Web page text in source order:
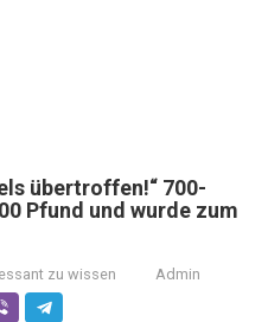
übertroffen!“ 700-
Pfund und wurde zum
zu wissen Admin